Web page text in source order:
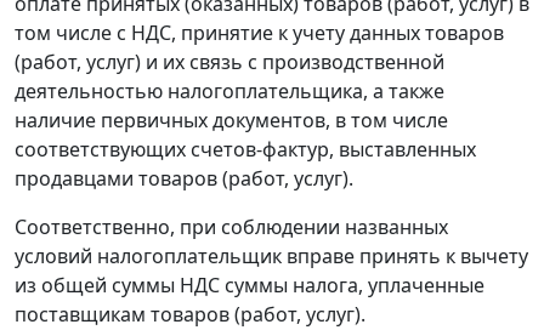
том числе с НДС, принятие к учету данных товаров
(работ, услуг) и их связь с производственной
деятельностью налогоплательщика, а также
наличие первичных документов, в том числе
соответствующих счетов-фактур, выставленных
продавцами товаров (работ, услуг).
Соответственно, при соблюдении названных
условий налогоплательщик вправе принять к вычету
из общей суммы НДС суммы налога, уплаченные
поставщикам товаров (работ, услуг).